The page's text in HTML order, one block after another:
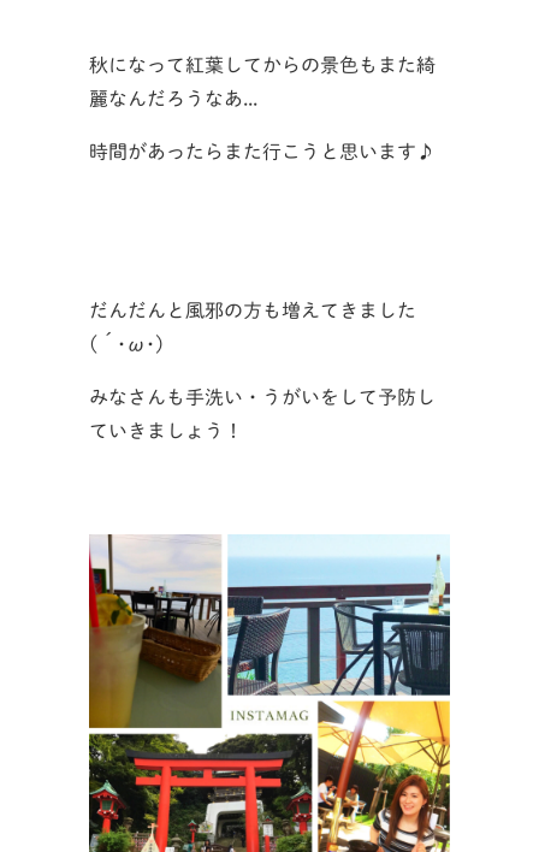
秋になって紅葉してからの景色もまた綺
麗なんだろうなあ...
時間があったらまた行こうと思います♪
だんだんと風邪の方も増えてきました
(´･ω･)
みなさんも手洗い・うがいをして予防し
ていきましょう！